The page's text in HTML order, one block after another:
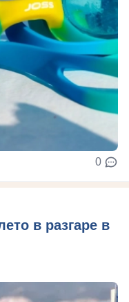
0
в разгаре в